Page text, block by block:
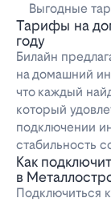
Выгодные
Тарифы на
году
Билайн
на домашний
что каждый
который
подключении
стабильность
Как
в
Подключиться